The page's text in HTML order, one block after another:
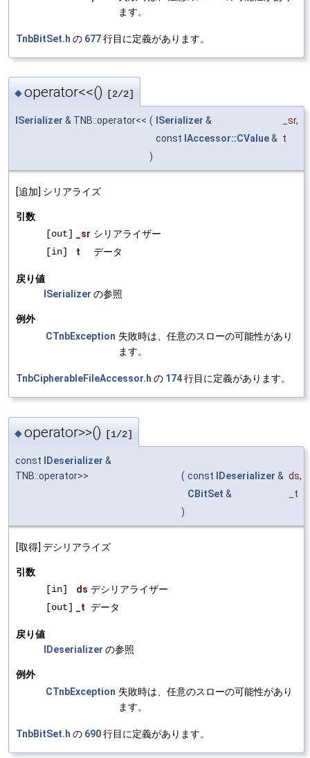
ます。
TnbBitSet.h の 677行目に定義があります。
◆operator<<() [2/2]
ISerializer & TNB::operator<< ( ISerializer & _sr,
const IAccessor::CValue& t
)
[追加] シリアライズ
引数
[out]
_sr シリアライザー
[in]
t データ
戻り値
ISerializer の参照
例外
CTnbException 失敗時は、任意のスローの可能性があり
ます。
TnbCipherableFileAccessor.h の 174行目に定義があります。
◆operator>>() [1/2]
const IDeserializer &
TNB::operator>>
( const IDeserializer & ds,
CBitSet &
_t
)
[取得] デシリアライズ
引数
[in]
ds デシリアライザー
[out]
_t データ
戻り値
IDeserializer の参照
例外
CTnbException 失敗時は、任意のスローの可能性があり
ます。
TnbBitSet.h の 690行目に定義があります。